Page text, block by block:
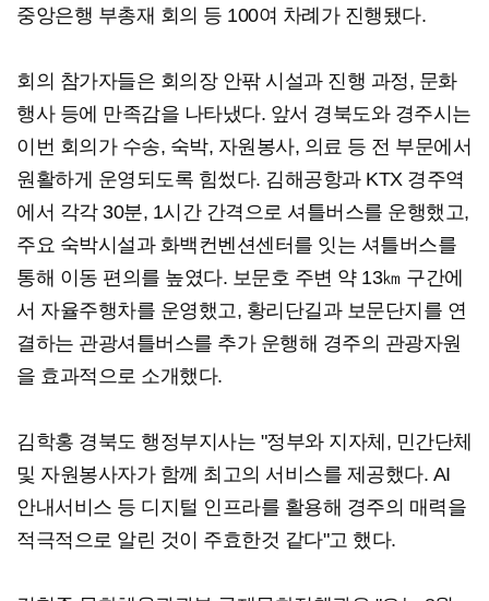
중앙은행 부총재 회의 등 100여 차례가 진행됐다.
회의 참가자들은 회의장 안팎 시설과 진행 과정, 문화
행사 등에 만족감을 나타냈다. 앞서 경북도와 경주시는
이번 회의가 수송, 숙박, 자원봉사, 의료 등 전 부문에서
원활하게 운영되도록 힘썼다. 김해공항과 KTX 경주역
에서 각각 30분, 1시간 간격으로 셔틀버스를 운행했고,
주요 숙박시설과 화백컨벤션센터를 잇는 셔틀버스를
통해 이동 편의를 높였다. 보문호 주변 약 13㎞ 구간에
서 자율주행차를 운영했고, 황리단길과 보문단지를 연
결하는 관광셔틀버스를 추가 운행해 경주의 관광자원
을 효과적으로 소개했다.
김학홍 경북도 행정부지사는 "정부와 지자체, 민간단체
및 자원봉사자가 함께 최고의 서비스를 제공했다. AI
안내서비스 등 디지털 인프라를 활용해 경주의 매력을
적극적으로 알린 것이 주효한것 같다"고 했다.